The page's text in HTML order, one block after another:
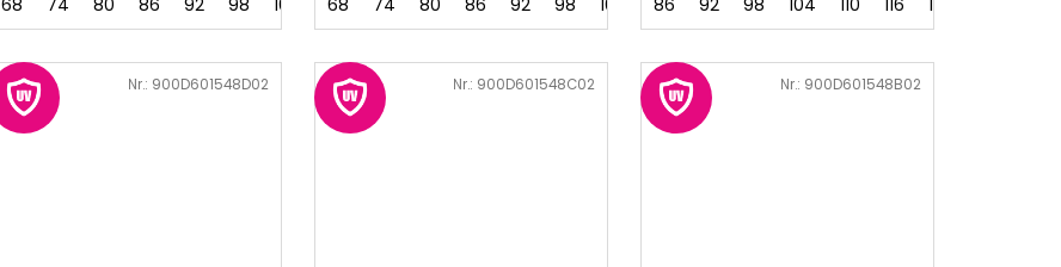
68 74 80 86 92 98 104 68 74 80 86 92 98 104 86 92 98 104 110 116 122
Art.-Nr.: 900D601548D02 Art.-Nr.: 900D601548C02 Art.-Nr.: 900D601548B02